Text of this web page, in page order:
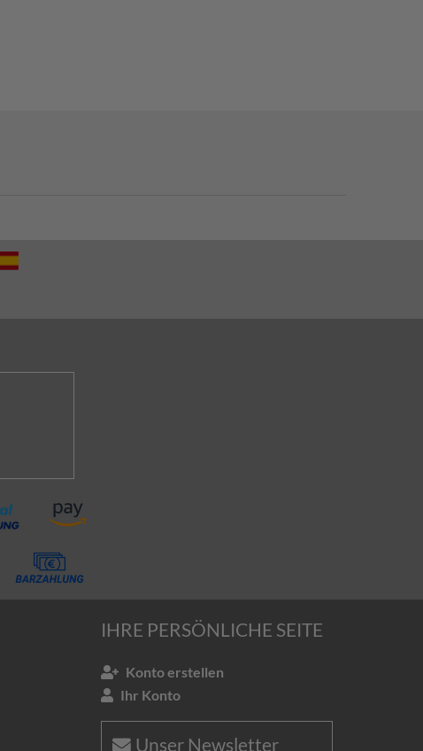
IHRE PERSÖNLICHE SEITE
Konto erstellen
Ihr Konto
Unser Newsletter